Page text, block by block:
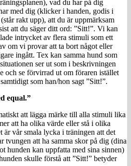
vad du har på dig
med dig (klicker i handen, godis i
rakt upp), att du är uppmärksam
att du säger ditt ord: ”Sitt!”. Vi kan
intrycket av flera stimuli som ett
om vi provar att ta bort något eller
ingått. Tex kan samma hund som
ser ut som i beskrivningen
och se förvirrad ut om föraren istället
som han/hon sagt ”Sitt!”.
equal.”
att lägga märke till alla stimuli lika
att ha olika värde eller stå i olika
är vår smala lycka i träningen att det
tvungen att ha samma skor på dig (dina
hunden kan uppfatta med sina sinnen)
skulle förstå att ”Sitt!” betyder